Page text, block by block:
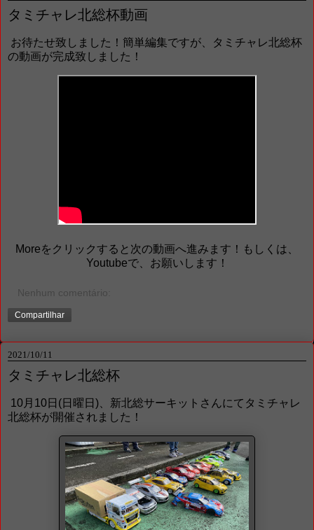
タミチャレ北総杯動画
お待たせ致しました！簡単編集ですが、タミチャレ北総杯
の動画が完成致しました！
Moreをクリックすると次の動画へ進みます！もしくは、
Youtubeで、お願いします！
Nenhum comentário:
Compartilhar
2021/10/11
タミチャレ北総杯
10月10日(日曜日)、新北総サーキットさんにてタミチャレ
北総杯が開催されました！